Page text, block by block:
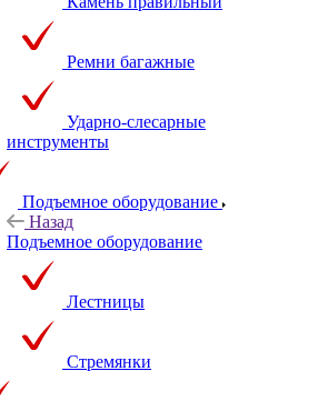
Ремни багажные
Ударно-слесарные
инструменты
Подъемное оборудование
Назад
Подъемное оборудование
Лестницы
Стремянки